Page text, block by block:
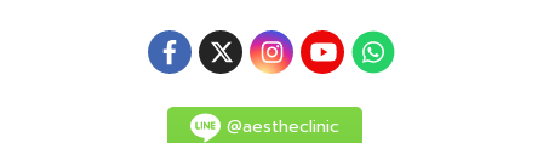
@aestheclinic